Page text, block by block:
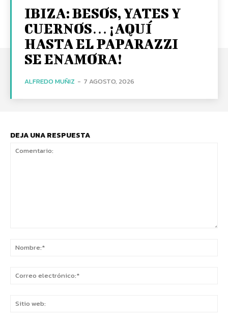
IBIZA: BESOS, YATES Y
CUERNOS… ¡AQUÍ
HASTA EL PAPARAZZI
SE ENAMORA!
ALFREDO MUÑIZ - 7 AGOSTO, 2026
DEJA UNA RESPUESTA